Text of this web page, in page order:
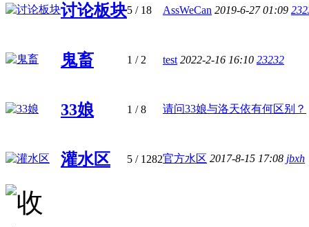
讨论板块5 / 18 AssWeCan 2019-6-27 01:09
鬼畜 1 / 2 test 2022-2-16 16:10 23232
33娘 1 / 8 请问33娘与洛天依有何区别？
灌水区 5 / 1282官方水区 2017-8-15 17:08 jbxh